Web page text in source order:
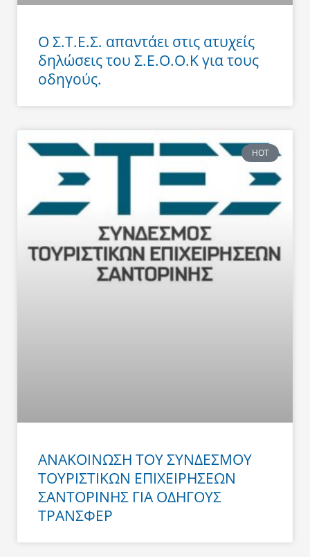
Ο Σ.Τ.Ε.Σ. απαντάει στις ατυχείς
δηλώσεις του Σ.Ε.Ο.Ο.Κ για τους
οδηγούς.
HOT
ΑΝΑΚΟΙΝΩΣΗ ΤΟΥ ΣΥΝΔΕΣΜΟΥ
ΤΟΥΡΙΣΤΙΚΩΝ ΕΠΙΧΕΙΡΗΣΕΩΝ
ΣΑΝΤΟΡΙΝΗΣ ΓΙΑ ΟΔΗΓΟΥΣ
ΤΡΑΝΣΦΕΡ